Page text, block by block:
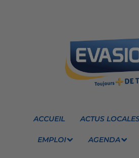
ACCUEIL ACTUS
EMPLOI AGENDA